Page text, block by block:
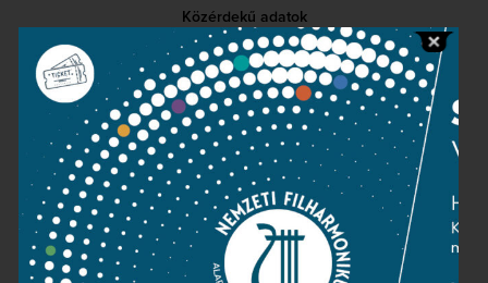
Közérdekű adatok
Sajtószoba
Adatvédelem
Impresszum
NEMZETI